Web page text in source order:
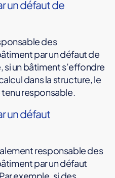
un défaut de
des
par un défaut de
un bâtiment s’effondre
dans la structure, le
responsable.
un défaut
responsable des
par un défaut
exemple, si des